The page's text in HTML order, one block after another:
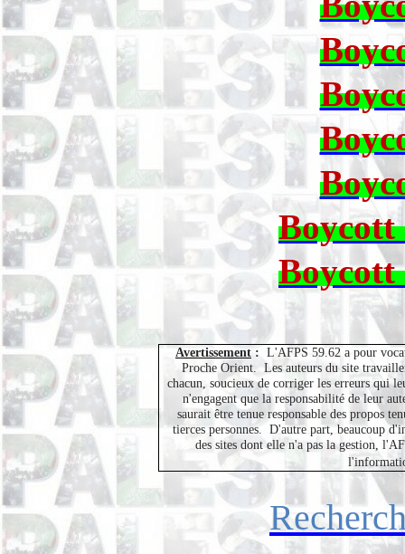
Boycott
Boycott
Avertissement : L'AFPS 59.62 a pour
Proche Orient. Les auteurs du site
chacun, soucieux de corriger les erreurs qui
n'engagent que la responsabilité de leur
saurait être tenue responsable des propos
tierces personnes. D'autre part, beaucoup
des sites dont elle n'a pas la gestion,